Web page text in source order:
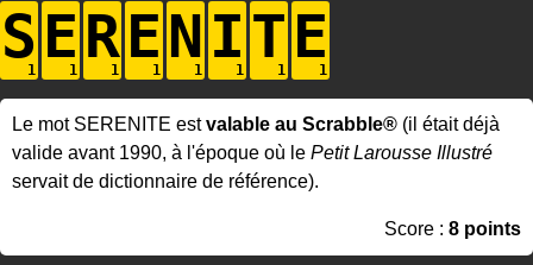
S ERENITE
Le mot SERENITE estvalable au Scrabble® (il était déjà
valide avant 1990, à l'époque où le Petit Larousse Illustré
servait de dictionnaire de référence).
Score : 8 points